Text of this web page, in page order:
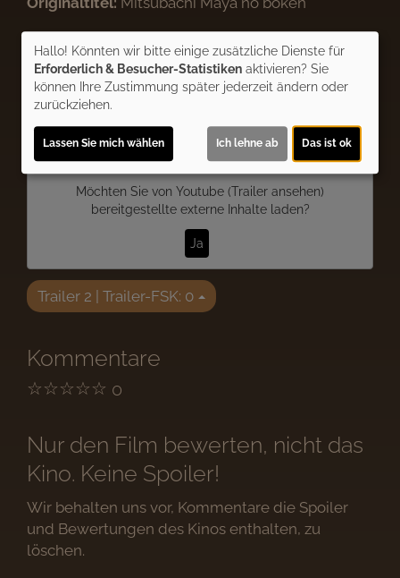
Verleih:Croco Film
Inhalte zum Teil von
© CINEPROG ...macht Lust auf Ihr Kino!
Möchten Sie von Youtube (Trailer ansehen)
bereitgestellte externe Inhalte laden?
Ja
Trailer 2 | Trailer-FSK: 0
Kommentare
☆☆☆☆☆ 0
Nur den Film bewerten, nicht das
Kino. Keine Spoiler!
Wir behalten uns vor, Kommentare die Spoiler
und Bewertungen des Kinos enthalten, zu
löschen.
Hallo! Könnten wir bitte einige zusätzliche Dienste für
Erforderlich & Besucher-Statistiken aktivieren? Sie
können Ihre Zustimmung später jederzeit ändern oder
zurückziehen.
Lassen Sie mich wählen Ich lehne ab Das ist ok